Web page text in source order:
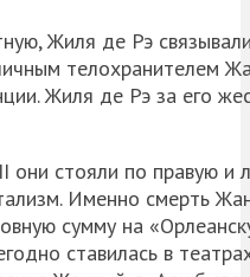
Жиля де Рэ
телохранителем
Жиля де Рэ за его
они стояли по правую
Именно смерть
сумму на
ставилась в